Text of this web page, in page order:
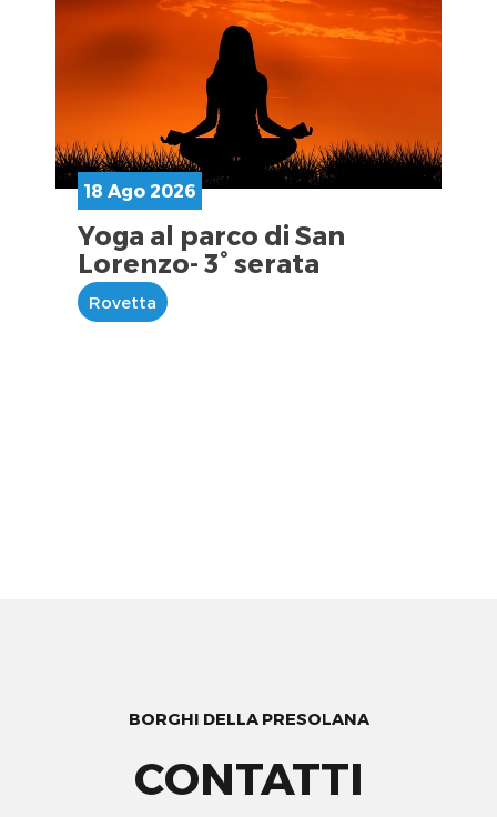
18 Ago 2026
Yoga al parco di San
Lorenzo- 3° serata
Rovetta
BORGHI DELLA PRESOLANA
CONTATTI